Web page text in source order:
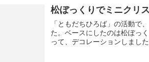
松ぼっくりでミニクリ
「ともだちひろば」の活動で
た。ベースにしたのは松ぼっ
って、デコレーションしました